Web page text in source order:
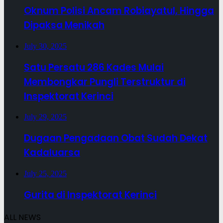
Oknum Polisi Ancam Robiayatul, Hingga
Dipaksa Menikah
July 30, 2025
Satu Persatu 286 Kades Mulai
Membongkar Pungli Terstruktur di
Inspektorat Kerinci
July 29, 2025
Dugaan Pengadaan Obat Sudah Dekat
Kadaluarsa
July 25, 2025
Gurita di Inspektorat Kerinci
ALL NEWS